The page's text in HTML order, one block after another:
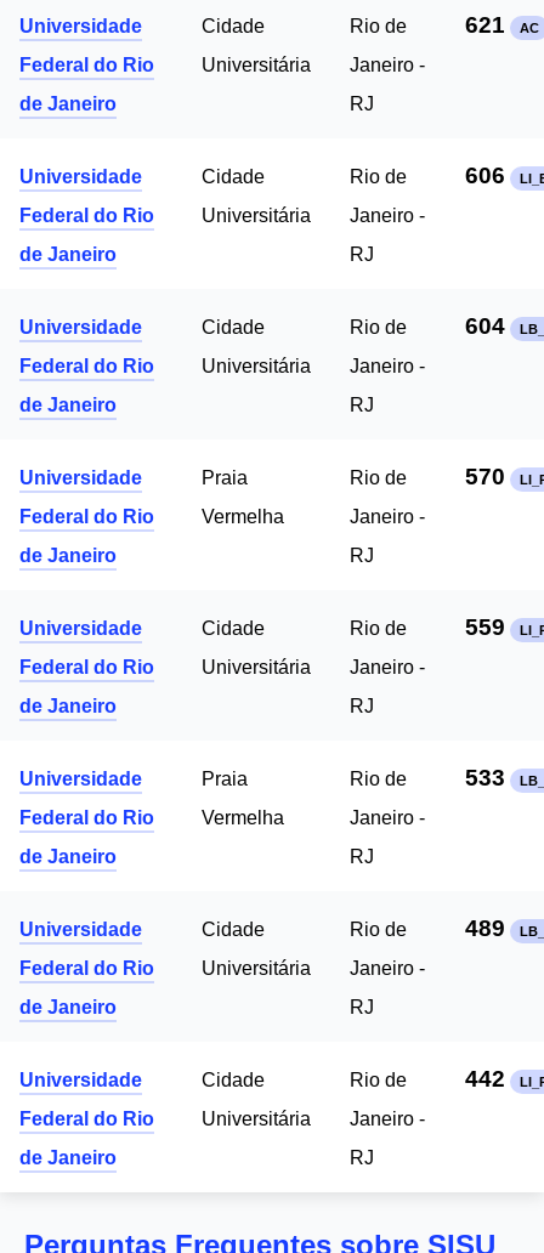
Universidade
Federal do Rio
de Janeiro
Cidade
Universitária
Rio de
Janeiro -
RJ
621 AC
Universidade
Federal do Rio
de Janeiro
Cidade
Universitária
Rio de
Janeiro -
RJ
606
Universidade
Federal do Rio
de Janeiro
Cidade
Universitária
Rio de
Janeiro -
RJ
604
Universidade
Federal do Rio
de Janeiro
Praia
Vermelha
Rio de
Janeiro -
RJ
570
Universidade
Federal do Rio
de Janeiro
Cidade
Universitária
Rio de
Janeiro -
RJ
559
Universidade
Federal do Rio
de Janeiro
Praia
Vermelha
Rio de
Janeiro -
RJ
533
Universidade
Federal do Rio
de Janeiro
Cidade
Universitária
Rio de
Janeiro -
RJ
489
Universidade
Federal do Rio
de Janeiro
Cidade
Universitária
Rio de
Janeiro -
RJ
442
Perguntas Frequentes sobre SISU